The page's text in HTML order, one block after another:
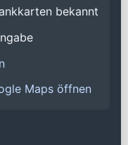
bekannt
Maps öffnen